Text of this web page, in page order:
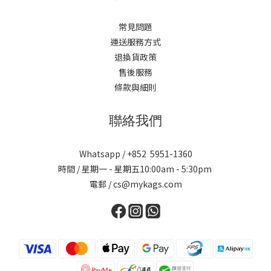
常見問題
運送服務方式
退換貨政策
售後服務
條款與細則
聯絡我們
Whatsapp / +852 5951-1360
時間 / 星期一 - 星期五10:00am - 5:30pm
電郵 / cs@mykags.com